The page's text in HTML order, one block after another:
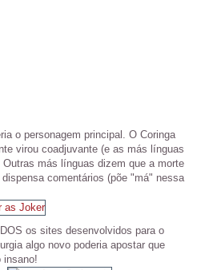
o personagem principal. O Coringa
virou coadjuvante (e as más línguas
más línguas dizem que a morte
comentários (põe "má" nessa
os sites desenvolvidos para o
algo novo poderia apostar que
insano!